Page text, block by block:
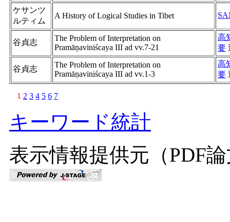
ケサンツ
ルティム
A History of Logical Studies in Tibet
谷貞志
The Problem of Interpretation on
Pramāṇaviniścaya III ad vv.7-21
高
要
谷貞志
The Problem of Interpretation on
Pramāṇaviniścaya III ad vv.1-3
高
要
1 2 3 4 5 6 7
キーワード統計
表示情報提供元（PDF